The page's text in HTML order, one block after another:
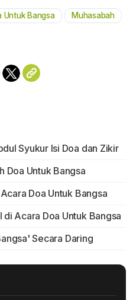
Mute
Untuk Bangsa Muhasabah
Syukur Isi Doa dan Zikir
Doa Untuk Bangsa
Doa Untuk Bangsa
di Acara Doa Untuk Bangsa
Secara Daring